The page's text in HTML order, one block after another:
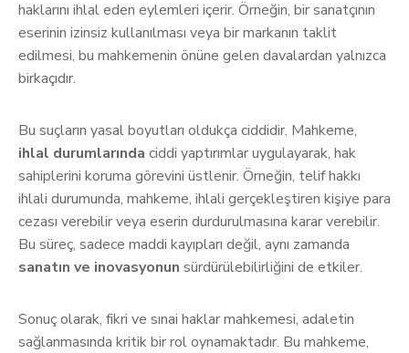
haklarını ihlal eden eylemleri içerir. Örneğin, bir sanatçının
eserinin izinsiz kullanılması veya bir markanın taklit
edilmesi, bu mahkemenin önüne gelen davalardan yalnızca
birkaçıdır.
Bu suçların yasal boyutları oldukça ciddidir. Mahkeme,
ihlal durumlarında ciddi yaptırımlar uygulayarak, hak
sahiplerini koruma görevini üstlenir. Örneğin, telif hakkı
ihlali durumunda, mahkeme, ihlali gerçekleştiren kişiye para
cezası verebilir veya eserin durdurulmasına karar verebilir.
Bu süreç, sadece maddi kayıpları değil, aynı zamanda
sanatın ve inovasyonun sürdürülebilirliğini de etkiler.
Sonuç olarak, fikri ve sınai haklar mahkemesi, adaletin
sağlanmasında kritik bir rol oynamaktadır. Bu mahkeme,